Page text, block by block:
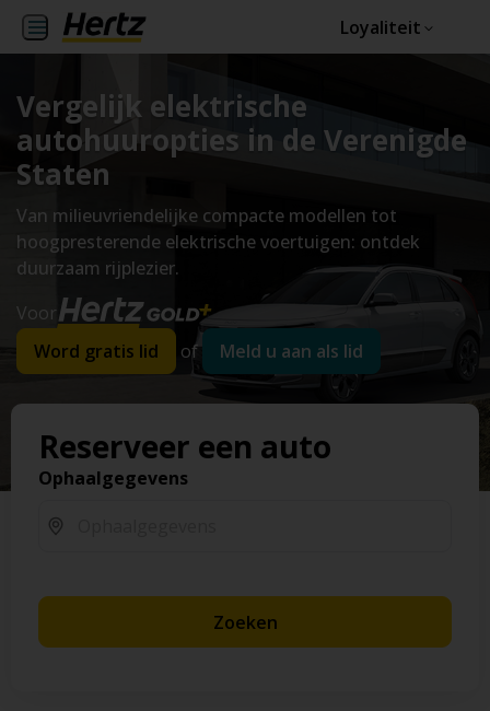
Loyaliteit
Vergelijk elektrische
autohuuropties in de Verenigde
Staten
Van milieuvriendelijke compacte modellen tot
hoogpresterende elektrische voertuigen: ontdek
duurzaam rijplezier.
Voor
Word gratis lid
of Meld u aan als lid
Reserveer een auto
Ophaalgegevens
Zoeken